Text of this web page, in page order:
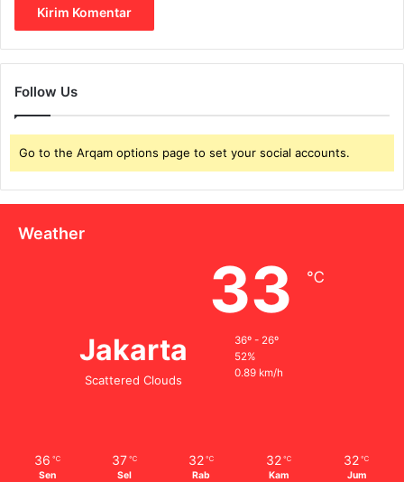
Follow Us
Go to the Arqam options page to set your social accounts.
Weather
Jakarta
Scattered Clouds
33 ℃
36º - 26º
52%
0.89 km/h
36 ℃
Sen
37 ℃
Sel
32 ℃
Rab
32 ℃
Kam
32 ℃
Jum